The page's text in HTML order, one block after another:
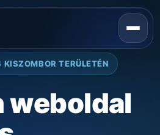
TERÜLETÉN
weboldal